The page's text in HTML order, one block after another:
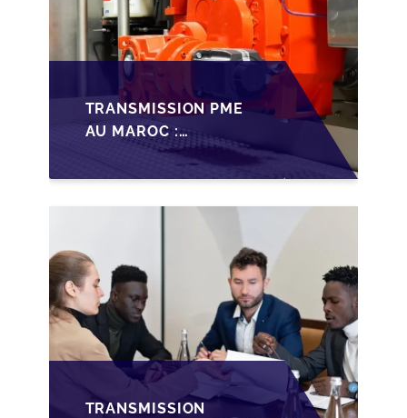
TRANSMISSION PME
AU MAROC :
PRÉPARATIONS CLÉS
POUR LES
TRANSMISSION